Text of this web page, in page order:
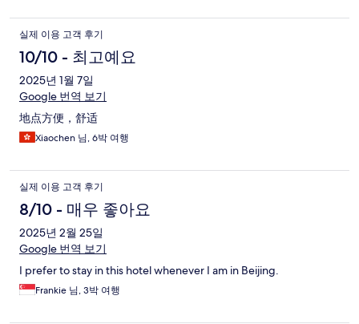
실제 이용 고객 후기
10/10 - 최고예요
2025년 1월 7일
Google 번역 보기
地点方便，舒适
Xiaochen 님, 6박 여행
실제 이용 고객 후기
8/10 - 매우 좋아요
2025년 2월 25일
Google 번역 보기
I prefer to stay in this hotel whenever I am in Beijing.
Frankie 님, 3박 여행